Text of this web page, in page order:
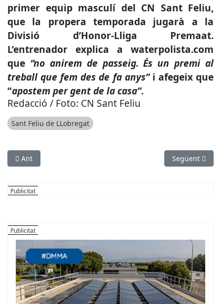
primer equip masculí del CN Sant Feliu,
que la propera temporada jugarà a la
Divisió d’Honor-Lliga Premaat.
L’entrenador explica a waterpolista.com
que “no anirem de passeig. És un premi al
treball que fem des de fa anys”i afegeix que
“apostem per gent de la casa”.
Redacció / Foto: CN Sant Feliu
Sant Feliu de LLobregat
Article anterior: CRISI COVID-19: Pugen els casos positius
Ant Article
Següent